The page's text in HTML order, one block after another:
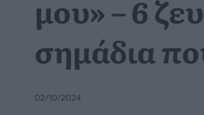
μου» – 6
σημάδια
02/10/2024